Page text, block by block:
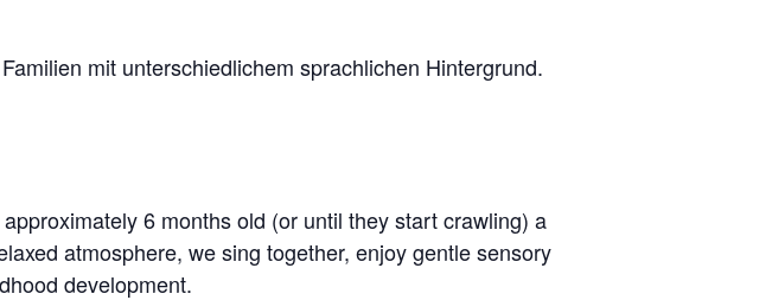
mit unterschiedlichem sprachlichen Hintergrund.
6 months old (or until they start crawling) a
atmosphere, we sing together, enjoy gentle sensory
development.